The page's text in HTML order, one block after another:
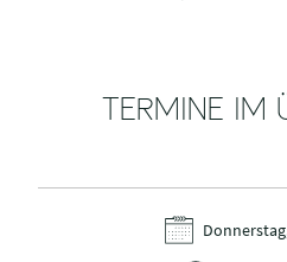
TERMINE IM